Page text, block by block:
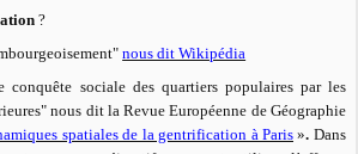
?
nous dit Wikipédia
conquête sociale des quartiers populaires par les
nous dit la Revue Européenne de Géographie
spatiales de la gentrification à Paris ». Dans